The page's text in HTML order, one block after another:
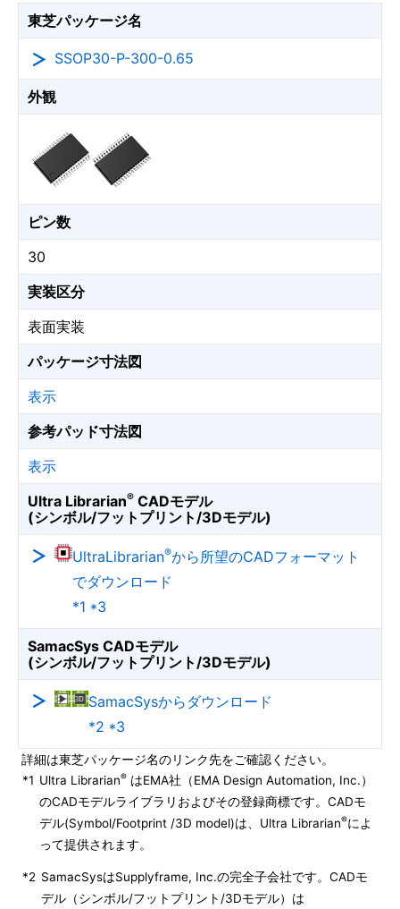
東芝パッケージ名
SSOP30-P-300-0.65
外観
ピン数
30
実装区分
表面実装
パッケージ寸法図
表示
参考パッド寸法図
表示
Ultra Librarian® CADモデル
(シンボル/フットプリント/3Dモデル)
UltraLibrarian®から所望のCADフォーマット
でダウンロード
*1 *3
SamacSys CADモデル
(シンボル/フットプリント/3Dモデル)
SamacSysからダウンロード
*2 *3
詳細は東芝パッケージ名のリンク先をご確認ください。
*1 Ultra Librarian® はEMA社（EMA Design Automation, Inc.）
のCADモデルライブラリおよびその登録商標です。CADモ
デル(Symbol/Footprint /3D model)は、Ultra Librarian®によ
って提供されます。
*2 SamacSysはSupplyframe, Inc.の完全子会社です。CADモ
デル（シンボル/フットプリント/3Dモデル）は